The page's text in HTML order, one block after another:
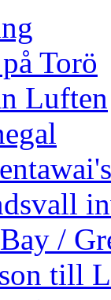
Torö
Luften
/
till